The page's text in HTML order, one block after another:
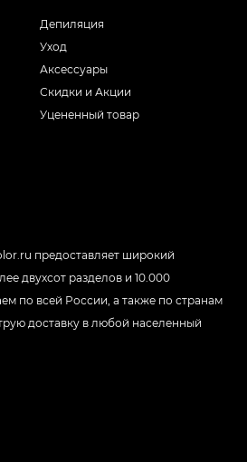
Депиляция
Уход
Аксессуары
Скидки и Акции
Уцененный товар
предоставляет широкий
двухсот разделов и 10.000
по всей России, а также по странам
доставку в любой населенный